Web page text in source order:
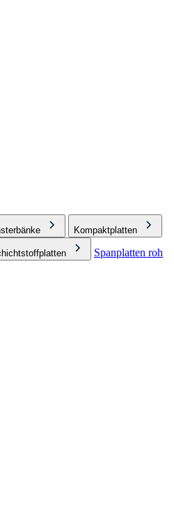
Kompaktplatten
Spanplatten roh